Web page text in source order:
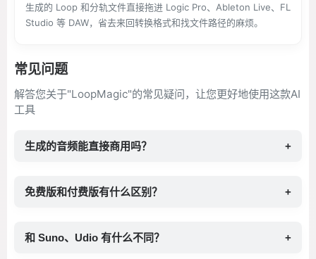
生成的 Loop 和分轨文件直接拖进 Logic Pro、Ableton Live、FL
Studio 等 DAW，省去来回转换格式和找文件路径的麻烦。
常见问题
解答您关于"LoopMagic"的常见疑问，让您更好地使用这款AI
工具
生成的音频能直接商用吗？ +
免费版和付费版有什么区别？ +
和 Suno、Udio 有什么不同？ +